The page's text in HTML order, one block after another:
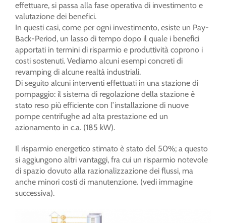
effettuare, si passa alla fase operativa di investimento e
valutazione dei benefici.
In questi casi, come per ogni investimento, esiste un Pay-
Back-Period, un lasso di tempo dopo il quale i benefici
apportati in termini di risparmio e produttività coprono i
costi sostenuti. Vediamo alcuni esempi concreti di
revamping di alcune realtà industriali.
Di seguito alcuni interventi effettuati in una stazione di
pompaggio: il sistema di regolazione della stazione è
stato reso più efficiente con l’installazione di nuove
pompe centrifughe ad alta prestazione ed un
azionamento in c.a. (185 kW).
Il risparmio energetico stimato è stato del 50%; a questo
si aggiungono altri vantaggi, fra cui un risparmio notevole
di spazio dovuto alla razionalizzazione dei flussi, ma
anche minori costi di manutenzione. (vedi immagine
successiva).